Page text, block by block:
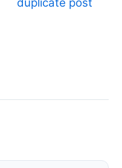
duplicate post